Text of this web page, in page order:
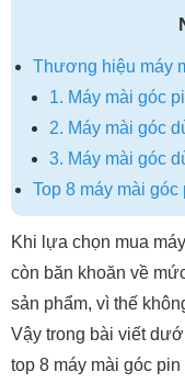
Thương hiệu máy
1. Máy mài góc
2. Máy mài góc
3. Máy mài góc
Top 8 máy mài
Khi lựa chọn mua
còn băn khoăn về
sản phẩm, vì thế
Vậy trong bài viết
top 8 máy mài góc